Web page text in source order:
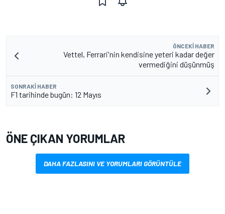
ÖNCEKI HABER
Vettel, Ferrari'nin kendisine yeteri kadar değer
vermediğini düşünmüş
SONRAKI HABER
F1 tarihinde bugün: 12 Mayıs
ÖNE ÇIKAN YORUMLAR
DAHA FAZLASINI VE YORUMLARI GÖRÜNTÜLE